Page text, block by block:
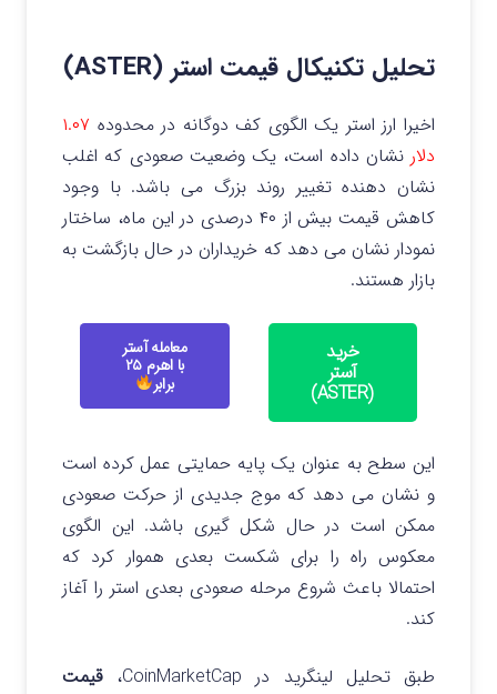
تحلیل تکنیکال قیمت استر (ASTER)
اخیرا ارز استر یک الگوی کف دوگانه در محدوده ۱.۰۷
دلار نشان داده است، یک وضعیت صعودی که اغلب
نشان دهنده تغییر روند بزرگ می باشد.با وجود
کاهش قیمت بیش از ۴۰ درصدی در این ماه، ساختار
نمودار نشان می دهد که خریداران در حال بازگشت به
بازار هستند.
خرید
آستر
(ASTER)
معامله آستر
با اهرم ۲۵
برابر
این سطح به عنوان یک پایه حمایتی عمل کرده است
و نشان می دهد که موج جدیدی از حرکت صعودی
ممکن است در حال شکل گیری باشد. این الگوی
معکوس راه را برای شکست بعدی هموار کرد که
احتمالا باعث شروع مرحله صعودی بعدی استر را آغاز
کند.
طبق تحلیل لینگرید در CoinMarketCap،
قیمت